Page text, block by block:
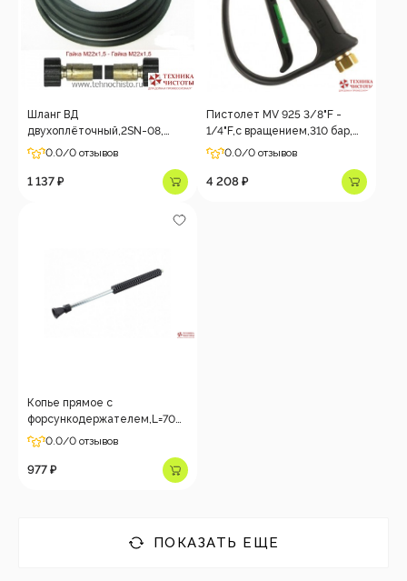
Шланг ВД
двухоплёточный,2SN-08,
гайка-гайка, 3m, 350bar
0.0/0 отзывов
1 137 ₽
Пистолет MV 925 3/8"F -
1/4"F,с вращением,310 бар,
30 л/мин, текущий при
низком давлении
0.0/0 отзывов
4 208 ₽
Копье прямое с
форсункодержателем,L=70
см,1/4 внеш, оцинк.сталь
0.0/0 отзывов
977 ₽
ПОКАЗАТЬ ЕЩЕ